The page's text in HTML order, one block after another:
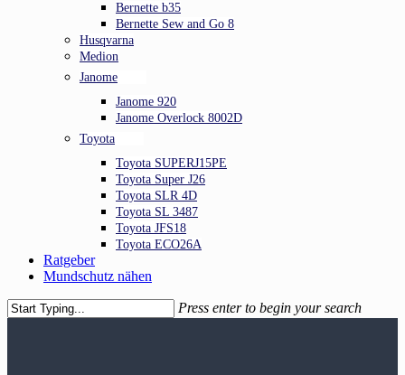
Bernette b35
Bernette Sew and Go 8
Husqvarna
Medion
Janome
Janome 920
Janome Overlock 8002D
Toyota
Toyota SUPERJ15PE
Toyota Super J26
Toyota SLR 4D
Toyota SL 3487
Toyota JFS18
Toyota ECO26A
Ratgeber
Mundschutz nähen
Press enter to begin your search